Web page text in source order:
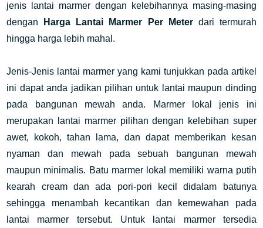
jenis lantai marmer dengan kelebihannya masing-masing
dengan
Harga Lantai Marmer Per Meterdari termurah
hingga harga lebih mahal.
Jenis-Jenis lantai marmer yang kami tunjukkan pada artikel
ini dapat anda jadikan pilihan untuk lantai maupun dinding
pada bangunan mewah anda. Marmer lokal jenis ini
merupakan lantai marmer pilihan dengan kelebihan super
awet, kokoh, tahan lama, dan dapat memberikan kesan
nyaman dan mewah pada sebuah bangunan mewah
maupun minimalis. Batu marmer lokal memiliki warna putih
kearah cream dan ada pori-pori kecil didalam batunya
sehingga menambah kecantikan dan kemewahan pada
lantai marmer tersebut. Untuk lantai marmer tersedia